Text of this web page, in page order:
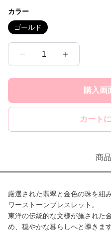
カラー
ゴールド
1
購入画
カート
商
厳選された翡翠と金色の珠を組
ワーストーンブレスレット。
東洋の伝統的な文様が施された
め、穏やかな暮らしへと導きます